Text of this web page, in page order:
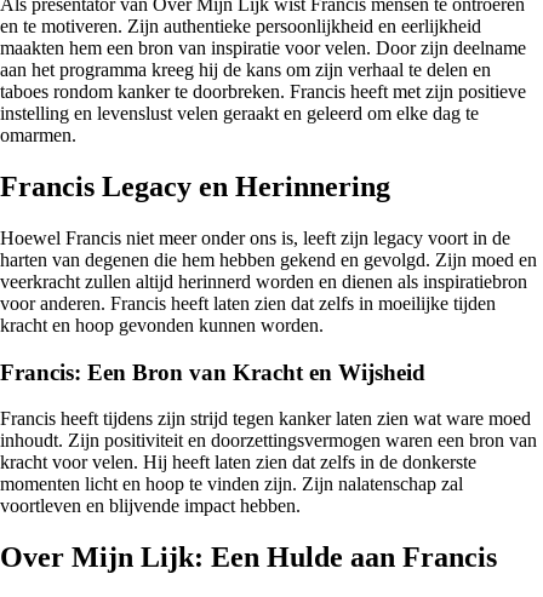
Als presentator van Over Mijn Lijk wist Francis mensen te ontroeren
en te motiveren. Zijn authentieke persoonlijkheid en eerlijkheid
maakten hem een bron van inspiratie voor velen. Door zijn deelname
aan het programma kreeg hij de kans om zijn verhaal te delen en
taboes rondom kanker te doorbreken. Francis heeft met zijn positieve
instelling en levenslust velen geraakt en geleerd om elke dag te
omarmen.
Francis Legacy en Herinnering
Hoewel Francis niet meer onder ons is, leeft zijn legacy voort in de
harten van degenen die hem hebben gekend en gevolgd. Zijn moed en
veerkracht zullen altijd herinnerd worden en dienen als inspiratiebron
voor anderen. Francis heeft laten zien dat zelfs in moeilijke tijden
kracht en hoop gevonden kunnen worden.
Francis: Een Bron van Kracht en Wijsheid
Francis heeft tijdens zijn strijd tegen kanker laten zien wat ware moed
inhoudt. Zijn positiviteit en doorzettingsvermogen waren een bron van
kracht voor velen. Hij heeft laten zien dat zelfs in de donkerste
momenten licht en hoop te vinden zijn. Zijn nalatenschap zal
voortleven en blijvende impact hebben.
Over Mijn Lijk: Een Hulde aan Francis